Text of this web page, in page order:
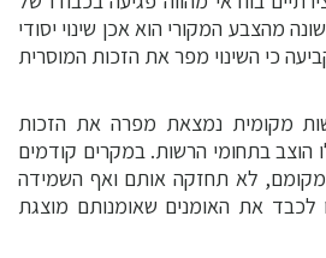
מהצבע המקורי הוא אכן שינוי יסודי
כי השינוי מפר את הזכות המוסרית
מקומית נמצאת מפרה את הזכות
בתחומי הרשות. במקרים קודמים
לא תחזקה אותם ואף השמידה
לכבד את האומנים שאומנותם מוצגת